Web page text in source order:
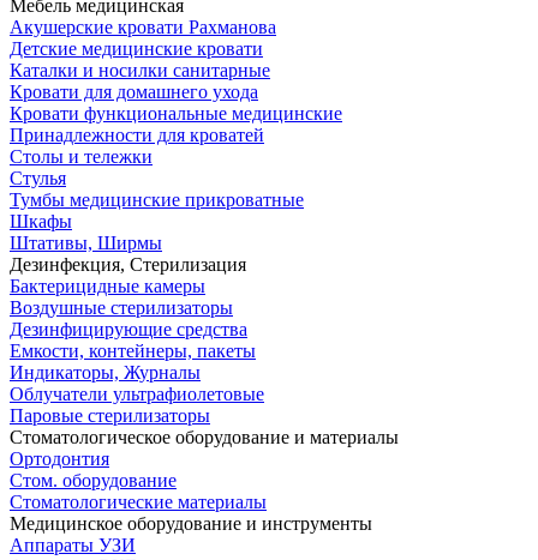
Мебель медицинская
Акушерские кровати Рахманова
Детские медицинские кровати
Каталки и носилки санитарные
Кровати для домашнего ухода
Кровати функциональные медицинские
Принадлежности для кроватей
Столы и тележки
Стулья
Тумбы медицинские прикроватные
Шкафы
Штативы, Ширмы
Дезинфекция, Стерилизация
Бактерицидные камеры
Воздушные стерилизаторы
Дезинфицирующие средства
Емкости, контейнеры, пакеты
Индикаторы, Журналы
Облучатели ультрафиолетовые
Паровые стерилизаторы
Стоматологическое оборудование и материалы
Ортодонтия
Стом. оборудование
Стоматологические материалы
Медицинское оборудование и инструменты
Аппараты УЗИ